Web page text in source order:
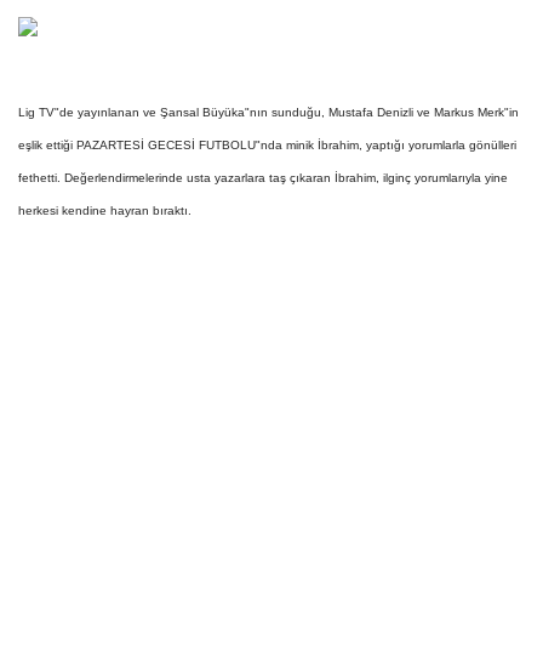
Eğitim
Spor
Gündem
Lig TV"de yayınlanan ve Şansal Büyüka"nın sunduğu, Mustafa Denizli ve Markus Merk"in
eşlik ettiği PAZARTESİ GECESİ FUTBOLU"nda minik İbrahim, yaptığı yorumlarla gönülleri
fethetti. Değerlendirmelerinde usta yazarlara taş çıkaran İbrahim, ilginç yorumlarıyla yine
herkesi kendine hayran bıraktı.